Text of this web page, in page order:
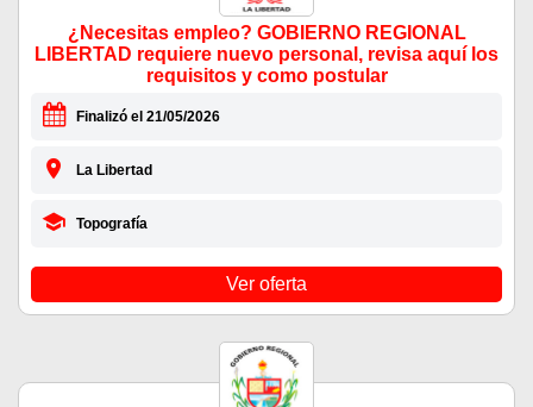
¿Necesitas empleo? GOBIERNO REGIONAL
LIBERTAD requiere nuevo personal, revisa aquí los
requisitos y como postular
Finalizó el 21/05/2026
La Libertad
Topografía
Ver oferta